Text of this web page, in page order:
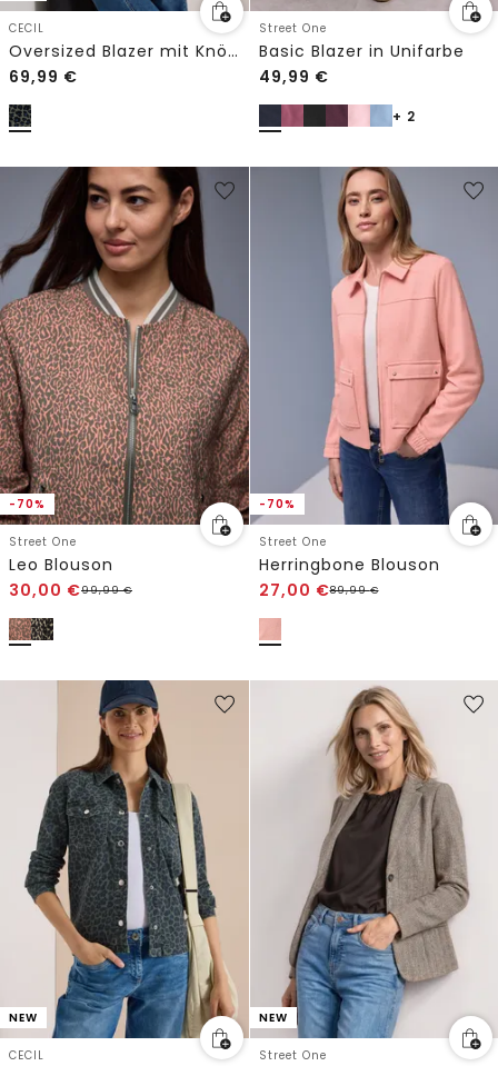
CECIL
Oversized Blazer mit Knöpfen und Print
69,99 €
Street One
Basic Blazer in Unifarbe
49,99 €
+ 2
-70%
Street One
Leo Blouson
30,00 €99,99€
-70%
Street One
Herringbone Blouson
27,00 €89,99€
NEW
CECIL
NEW
Street One